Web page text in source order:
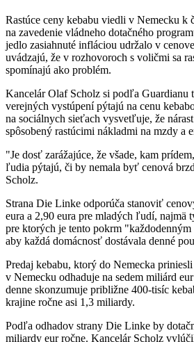
Rastúce ceny kebabu viedli v Nemecku k
na zavedenie vládneho dotačného
jedlo zasiahnuté infláciou udržalo v
uvádzajú, že v rozhovoroch s voličmi sa
spomínajú ako problém.
Kancelár Olaf Scholz si podľa Guardianu
verejných vystúpení pýtajú na cenu
na sociálnych sieťach vysvetľuje, že
spôsobený rastúcimi nákladmi na mzdy a
"Je dosť zarážajúce, že všade, kam
ľudia pýtajú, či by nemala byť cenová
Scholz.
Strana Die Linke odporúča stanoviť
eura a 2,90 eura pre mladých ľudí, najmä
pre ktorých je tento pokrm
aby každá domácnosť dostávala denné
Predaj kebabu, ktorý do Nemecka
v Nemecku odhaduje na sedem miliárd
denne skonzumuje približne 400-tisíc
krajine ročne asi 1,3 miliardy.
Podľa odhadov strany Die Linke by
miliardy eur ročne. Kancelár Scholz